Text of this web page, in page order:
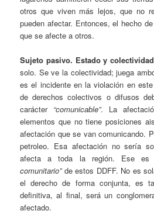
otros que viven más lejos, que no
pueden afectar. Entonces, el hecho
que se afecte a otros.
Sujeto pasivo. Estado y
solo. Se ve la colectividad; juega
es el incidente en la violación en
de derechos colectivos o difusos
carácter “comunicable”. La
elementos que no tiene posiciones
afectación que se van comunicando.
petroleo. Esa afectación no sería
afecta a toda la región. Ese es
comunitario” de estos DDFF. No es
el derecho de forma conjunta, es
definitiva, al final, será un
afectado.